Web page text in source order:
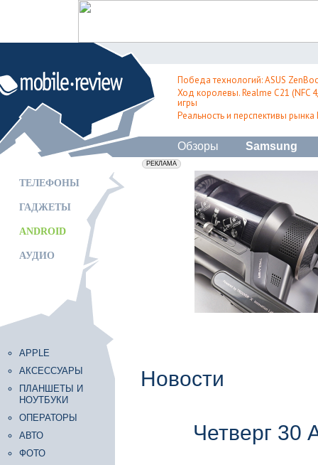
Победа технологий: ASUS
Ход королевы. Realme C21 (NFC
игры
Реальность и перспективы
Обзоры Samsung
ТЕЛЕФОНЫ
ГАДЖЕТЫ
ANDROID
АУДИО
APPLE
АКСЕССУАРЫ
ПЛАНШЕТЫ И
НОУТБУКИ
ОПЕРАТОРЫ
АВТО
ФОТО
erid: 2VfnxxmNzs5
РЕКЛАМА
Новости
Четверг 30